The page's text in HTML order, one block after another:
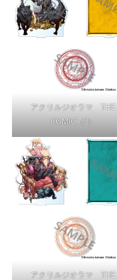
アクリルジオラマ THE
COMIC（3）
アクリルジオラマ THE